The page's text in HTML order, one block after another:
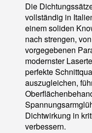
Die
vollständig in
einem soliden
nach strengen,
vorgegebenen
modernster
perfekte
auszugleichen,
Dichtwirkung in
verbessern.